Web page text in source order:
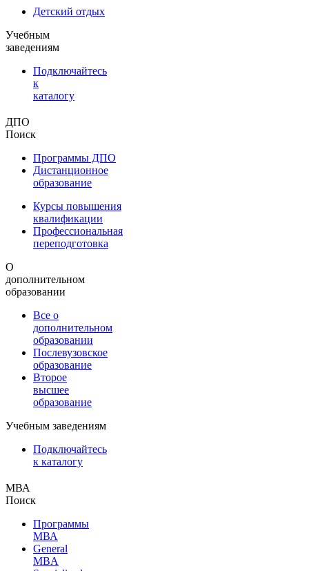
Детский отдых
Учебным
заведениям
Подключайтесь
к
каталогу
ДПО
Поиск
Программы ДПО
Дистанционное
образование
Курсы повышения
квалификации
Профессиональная
переподготовка
О
дополнительном
образовании
Все о
дополнительном
образовании
Послевузовское
образование
Второе
высшее
образование
Учебным заведениям
Подключайтесь
к каталогу
МВА
Поиск
Программы
МВА
General
MBA